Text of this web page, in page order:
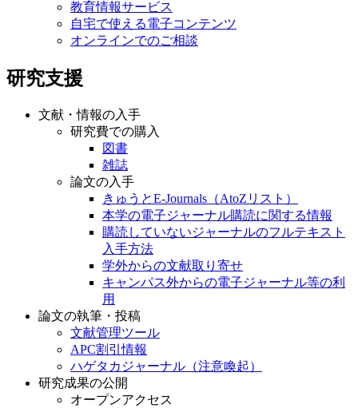
教育情報サービス
自宅で使える電子コンテンツ
オンラインでのご相談
研究支援
文献・情報の入手
研究費での購入
図書
雑誌
論文の入手
きゅうとE-Journals（AtoZリスト）
本学の電子ジャーナル購読に関する情報
購読していないジャーナルのフルテキスト
入手方法
学外からの文献取り寄せ
キャンパス外からの電子ジャーナル等の利
用
論文の執筆・投稿
文献管理ツール
APC割引情報
ハゲタカジャーナル（注意喚起）
研究成果の公開
オープンアクセス